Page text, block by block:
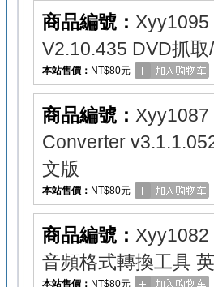
商品編號： Xyy1095
V2.10.435 DVD抓
本站售價： NT$80元
商品編號： Xyy1087
Converter
文版
本站售價： NT$80元
商品編號： Xyy1082
音頻格式轉換工具
本站售價： NT$80元